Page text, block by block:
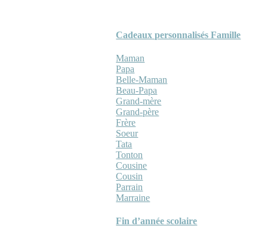
Cadeaux personnalisés Famille
Maman
Papa
Belle-Maman
Beau-Papa
Grand-mère
Grand-père
Frère
Soeur
Tata
Tonton
Cousine
Cousin
Parrain
Marraine
Fin d’année scolaire